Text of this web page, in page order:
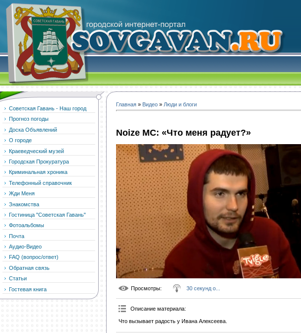
Советская Гавань - Наш город
Прогноз погоды
Доска Объявлений
О городе
Краеведческий музей
Городская Прокуратура
Криминальная хроника
Телефонный справочник
Жди Меня
Знакомства
Гостиница "Советская Гавань"
Фотоальбомы
Почта
Аудио-Видео
FAQ (вопрос/ответ)
Обратная связь
Статьи
Гостевая книга
Главная » Видео » Люди и блоги
Noize MC: «Что меня радует?»
Просмотры: 30 секунд о...
Описание материала:
Что вызывает радость у Ивана Алексеева.